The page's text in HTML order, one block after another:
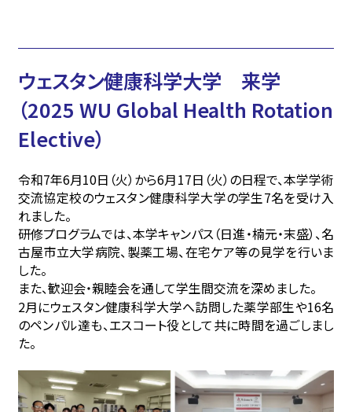
ウェスタン健康科学大学 来学
（2025 WU Global Health Rotation
Elective）
令和7年6月10日（火）から6月17日（火）の日程で、本学学術
交流協定校のウェスタン健康科学大学の学生7名を受け入
れました。
研修プログラムでは、本学キャンパス（日進・楠元・末盛）、名
古屋市立大学病院、製薬工場、在宅ケア等の見学を行いま
した。
また、歓迎会・親睦会を通して学生間交流を深めました。
2月にウェスタン健康科学大学へ訪問した薬学部生や16名
のペンパル達も、エスコート役として共に時間を過ごしまし
た。